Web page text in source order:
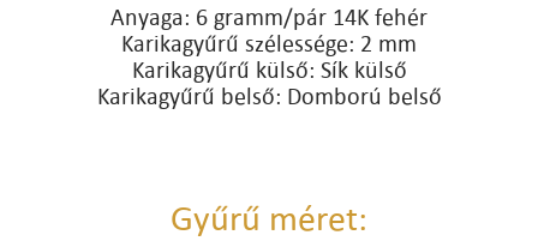
Anyaga: 6 gramm/pár 14K fehér
Karikagyűrű szélessége: 2 mm
Karikagyűrű külső: Sík külső
Karikagyűrű belső: Domború belső
Gyűrű méret: